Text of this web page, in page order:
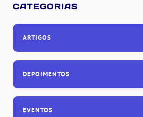
CATEGORIAS
ARTIGOS
DEPOIMENTOS
EVENTOS